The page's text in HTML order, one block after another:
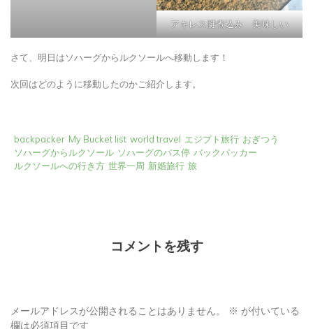
アキレス腱煮込み 美味しい
さて、明日はソハーグからルクソールへ移動します！
次回はどのように移動したのかご紹介します。
backpacker My Bucket list world travel エジプト旅行 おぎつう
ソハーグからルクソール ソハーグのバス停 バックパッカー
ルクソールへの行き方 世界一周 新婚旅行 旅
コメントを残す
メールアドレスが公開されることはありません。 ※ が付いている
欄は必須項目です